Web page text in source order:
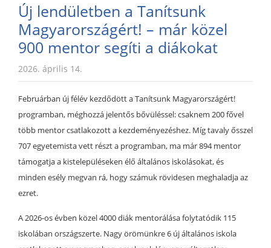
Új lendületben a Tanítsunk
Magyarországért! – már közel
900 mentor segíti a diákokat
2026. április 14.
Februárban új félév kezdődött a Tanítsunk Magyarországért!
programban, méghozzá jelentős bővüléssel: csaknem 200 fővel
több mentor csatlakozott a kezdeményezéshez. Míg tavaly ősszel
707 egyetemista vett részt a programban, ma már 894 mentor
támogatja a kistelepüléseken élő általános iskolásokat, és
minden esély megvan rá, hogy számuk rövidesen meghaladja az
ezret.
A 2026-os évben közel 4000 diák mentorálása folytatódik 115
iskolában országszerte. Nagy örömünkre 6 új általános iskola